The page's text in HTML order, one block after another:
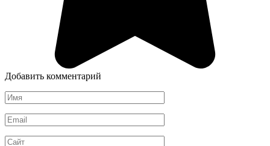
Добавить комментарий
Имя
*
Email
*
Сайт